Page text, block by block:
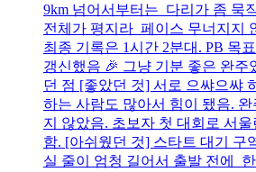
9km 넘어서부터는 다리가 좀 묵
전체가 평지라 페이스 무너지지
최종 기록은 1시간 2분대. PB 목
갱신했음 🎉 그냥 기분 좋은 완주
던 점 [좋았던 것] 서로 으쌰으쌰
하는 사람도 많아서 힘이 됐음.
지 않았음. 초보자 첫 대회로 서
함. [아쉬웠던 것] 스타트 대기 구
실 줄이 엄청 길어서 출발 전에